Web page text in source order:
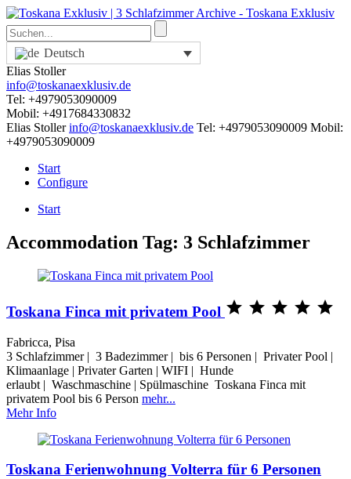
Deutsch
Elias Stoller
info@toskanaexklusiv.de
Tel: +4979053090009
Mobil: +4917684330832
Elias Stoller info@toskanaexklusiv.de Tel: +4979053090009 Mobil:
+4979053090009
Start
Configure
Start
Accommodation Tag: 3 Schlafzimmer
Toskana Finca mit privatem Pool     
Fabricca, Pisa
3 Schlafzimmer | 3 Badezimmer | bis 6 Personen | Privater Pool |
Klimaanlage | Privater Garten | WIFI | Hunde
erlaubt | Waschmaschine | Spülmaschine Toskana Finca mit
privatem Pool bis 6 Person mehr...
Mehr Info
Toskana Ferienwohnung Volterra für 6 Personen